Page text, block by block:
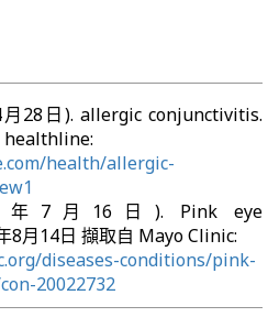
28日). allergic conjunctivitis.
healthline:
health/allergic-
年7月16日). Pink eye
月14日 擷取自 Mayo Clinic:
diseases-conditions/pink-
20022732